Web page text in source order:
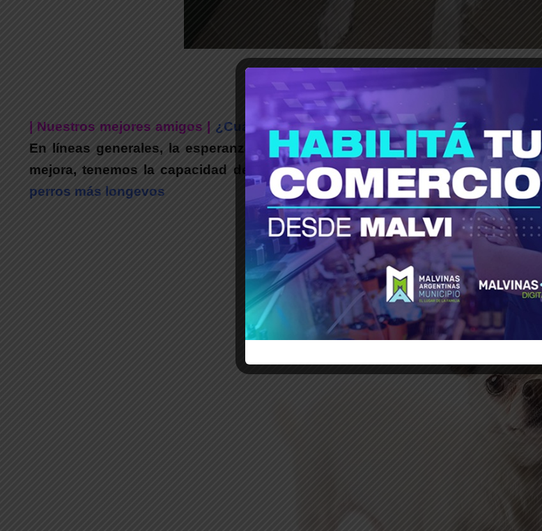
| Nuestros mejores amigos | ¿Cuáles son las razas con mayor esperanza de
En líneas generales, la esperanza de vida de los perros puede variar entre
mejora, tenemos la capacidad de mantener a nuestros perros y mascotas
perros más longevos